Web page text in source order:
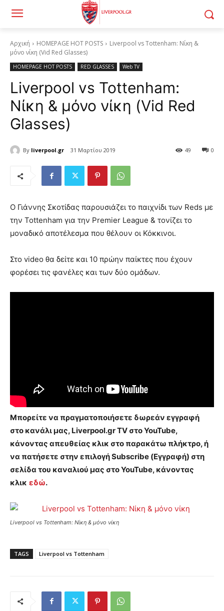
Αρχική HOMEPAGE HOT POSTS
Liverpool vs Tottenham: Νίκη &
μόνο νίκη (Vid Red Glasses)
HOMEPAGE HOT POSTS RED GLASSES Web TV
Liverpool vs Tottenham:
Νίκη & μόνο νίκη (Vid Red
Glasses)
By liverpool.gr 31 Μαρτίου 2019 0
49
Ο Γιάννης Σκοτίδας παρουσιάζει το παιχνίδι των Reds με
την Tottenham για την Premier League & τονίζει το
μοναδικό αποτέλεσμα που θέλουν οι Κόκκινοι.
Στο video θα δείτε και 10 πρώην παίκτες που έχουν
φορέσει τις φανέλες και των δύο ομάδων.
Μπορείτε να πραγματοποιήσετε δωρεάν εγγραφή
στο κανάλι μας, Liverpool.gr TV στο YouTube,
κάνοντας απευθείας κλικ στο παρακάτω πλήκτρο, ή
να πατήσετε στην επιλογή Subscribe (Εγγραφή) στη
σελίδα του καναλιού μας στο YouTube, κάνοντας
κλικ εδώ.
Liverpool vs Tottenham: Νίκη & μόνο νίκη
TAGS Liverpool vs Tottenham